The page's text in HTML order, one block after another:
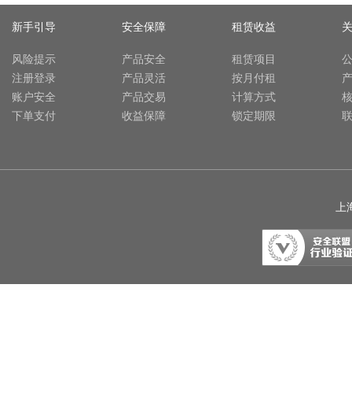
新手引导
风险提示
注册登录
账户安全
下单支付
安全保障
产品安全
产品灵活
产品交易
收益保障
租赁收益
租赁项目
按月付租
计算方式
锁定期限